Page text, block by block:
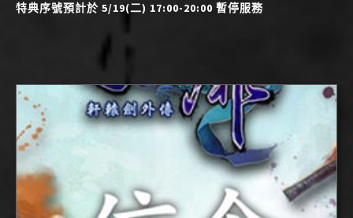
特典序號預計於 5/19(二) 17:00-20:00 暫停服務